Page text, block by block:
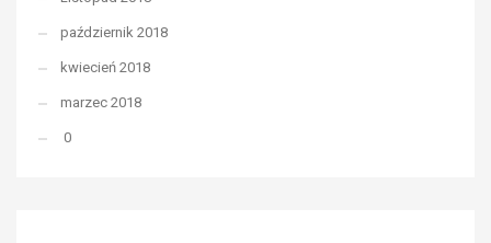
październik 2018
kwiecień 2018
marzec 2018
0